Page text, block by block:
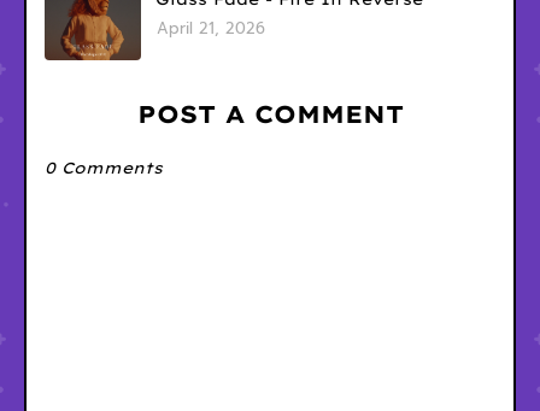
April 21, 2026
POST A COMMENT
0 Comments